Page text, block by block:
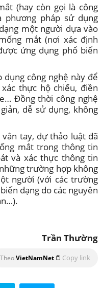
(hay còn gọi là công
phương pháp sử dụng
một người dựa vào
mắt (nơi xác định
ứng dụng phổ biến
dụng công nghệ này để
thực hộ chiếu, điền
Đồng thời công nghệ
dễ sử dụng, không
tay, dự thảo luật đã
mắt trong thông tin
và xác thực thông tin
trường hợp không
người (với các trường
dạng do các nguyên
Trần Thường
TheoVietNamNet Copy link